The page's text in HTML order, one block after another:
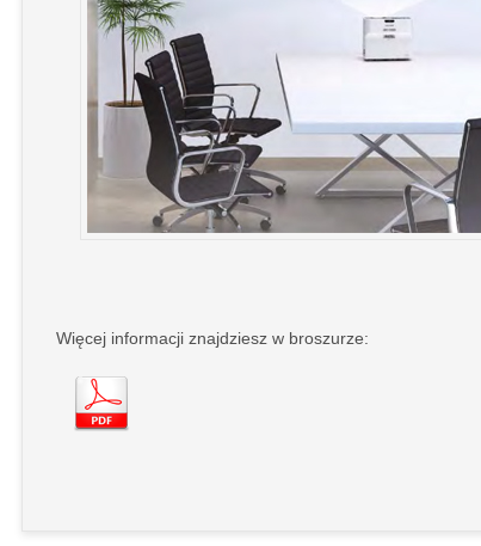
Więcej informacji znajdziesz w broszurze: